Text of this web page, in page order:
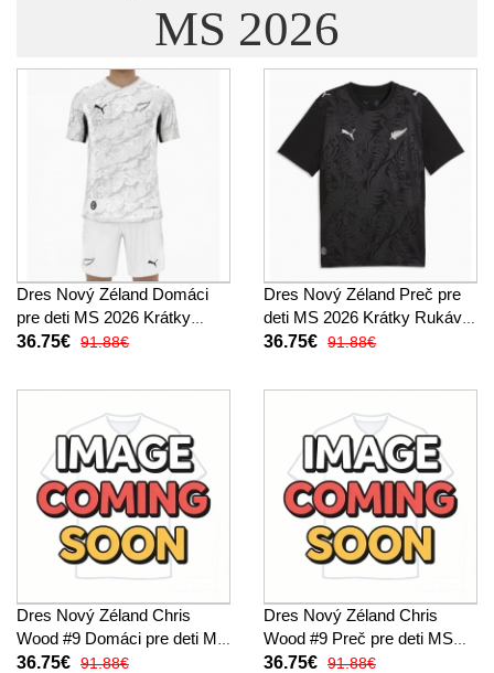
MS 2026
Dres Nový Zéland Domáci
pre deti MS 2026 Krátky
Rukáv (+ trenírky)
36.75€ 91.88€
Dres Nový Zéland Preč pre
deti MS 2026 Krátky Rukáv
(+ trenírky)
36.75€ 91.88€
Dres Nový Zéland Chris
Wood #9 Domáci pre deti MS
2026 Krátky Rukáv (+
36.75€ 91.88€
Dres Nový Zéland Chris
Wood #9 Preč pre deti MS
2026 Krátky Rukáv (+
36.75€ 91.88€